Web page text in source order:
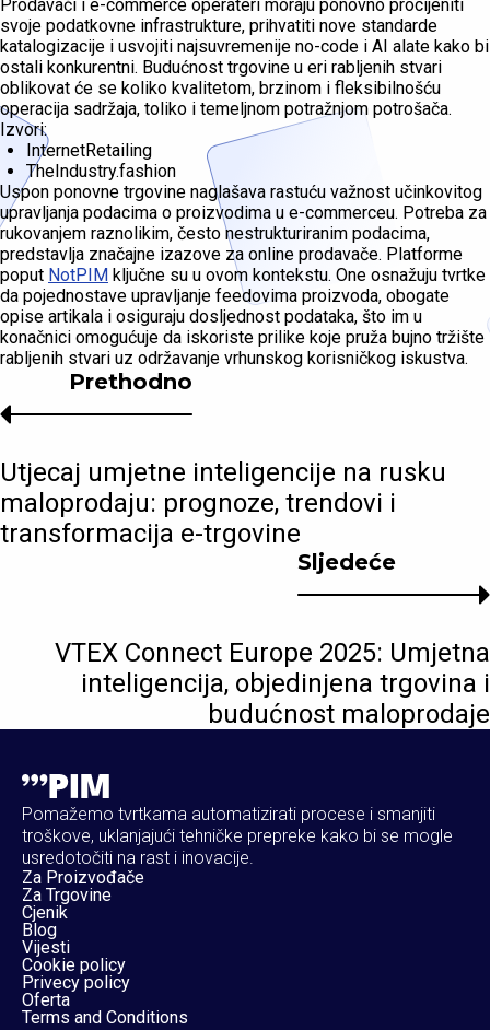
Prodavači i e-commerce operateri moraju ponovno procijeniti
svoje podatkovne infrastrukture, prihvatiti nove standarde
katalogizacije i usvojiti najsuvremenije no-code i AI alate kako bi
ostali konkurentni. Budućnost trgovine u eri rabljenih stvari
oblikovat će se koliko kvalitetom, brzinom i fleksibilnošću
operacija sadržaja, toliko i temeljnom potražnjom potrošača.
Izvori:
InternetRetailing
TheIndustry.fashion
Uspon ponovne trgovine naglašava rastuću važnost učinkovitog
upravljanja podacima o proizvodima u e-commerceu. Potreba za
rukovanjem raznolikim, često nestrukturiranim podacima,
predstavlja značajne izazove za online prodavače. Platforme
poput NotPIM ključne su u ovom kontekstu. One osnažuju tvrtke
da pojednostave upravljanje feedovima proizvoda, obogate
opise artikala i osiguraju dosljednost podataka, što im u
konačnici omogućuje da iskoriste prilike koje pruža bujno tržište
rabljenih stvari uz održavanje vrhunskog korisničkog iskustva.
Sljedeće
VTEX Connect Europe 2025: Umjetna
inteligencija, objedinjena trgovina i
budućnost maloprodaje
Prethodno
Utjecaj umjetne inteligencije na rusku
maloprodaju: prognoze, trendovi i
transformacija e-trgovine
Pomažemo tvrtkama automatizirati procese i smanjiti
troškove, uklanjajući tehničke prepreke kako bi se mogle
usredotočiti na rast i inovacije.
Za Proizvođače
Za Trgovine
Cjenik
Blog
Vijesti
Cookie policy
Privecy policy
Oferta
Terms and Conditions